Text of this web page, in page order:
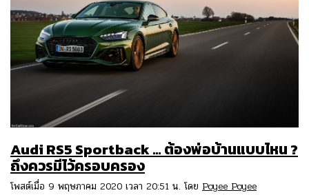
Audi RS5 Sportback … ต้องพ่อบ้านแบบไหน ?
ถึงควรมีไว้ครอบครอง
โพสต์เมื่อ 9 พฤษภาคม 2020 เวลา 20:51 น. โดย Poyee Poyee